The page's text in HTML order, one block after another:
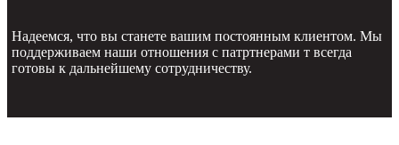
Надеемся, что вы станете вашим постоянным клиентом. Мы
поддерживаем наши отношения с патртнерами т всегда
готовы к дальнейшему сотрудничеству.